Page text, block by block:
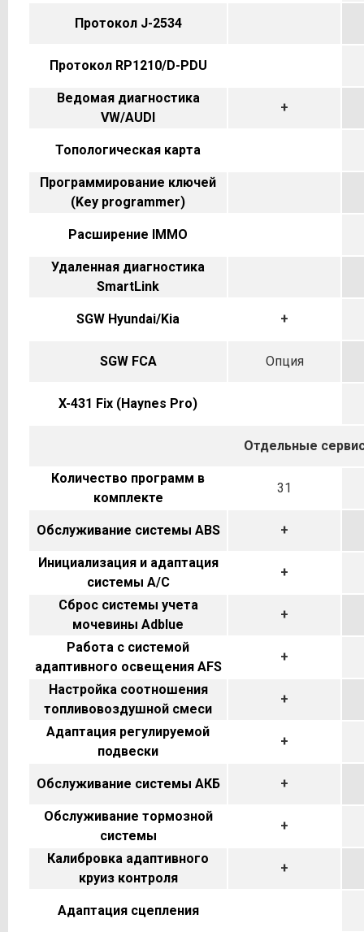
Протокол J-2534
Протокол RP1210/D-PDU
Ведомая диагностика
VW/AUDI
+
Топологическая карта
Программирование ключей
(Key programmer)
Расширение IMMO
Удаленная диагностика
SmartLink
SGW Hyundai/Kia +
SGW FCA Опция
X-431 Fix (Haynes Pro)
Отдельные
Количество программ в
комплекте
31
Обслуживание системы ABS +
Инициализация и адаптация
системы A/C
+
Сброс системы учета
мочевины Adblue
+
Работа с системой
адаптивного освещения AFS
+
Настройка соотношения
топливовоздушной смеси
+
Адаптация регулируемой
подвески
+
Обслуживание системы АКБ +
Обслуживание тормозной
системы
+
Калибровка адаптивного
круиз контроля
+
Адаптация сцепления